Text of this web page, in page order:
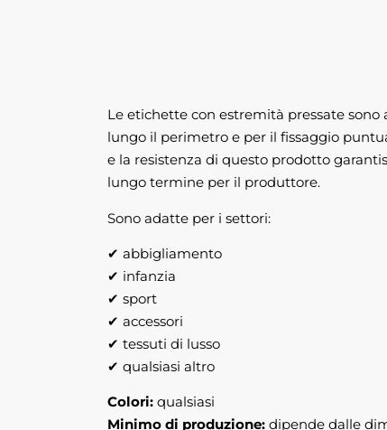
Le etichette con estremità pressate sono
lungo il perimetro e per il fissaggio
e la resistenza di questo prodotto
lungo termine per il produttore.
Sono adatte per i settori:
✔ abbigliamento
✔ infanzia
✔ sport
✔ accessori
✔ tessuti di lusso
✔ qualsiasi altro
Colori: qualsiasi
Minimo di produzione: dipende dalle